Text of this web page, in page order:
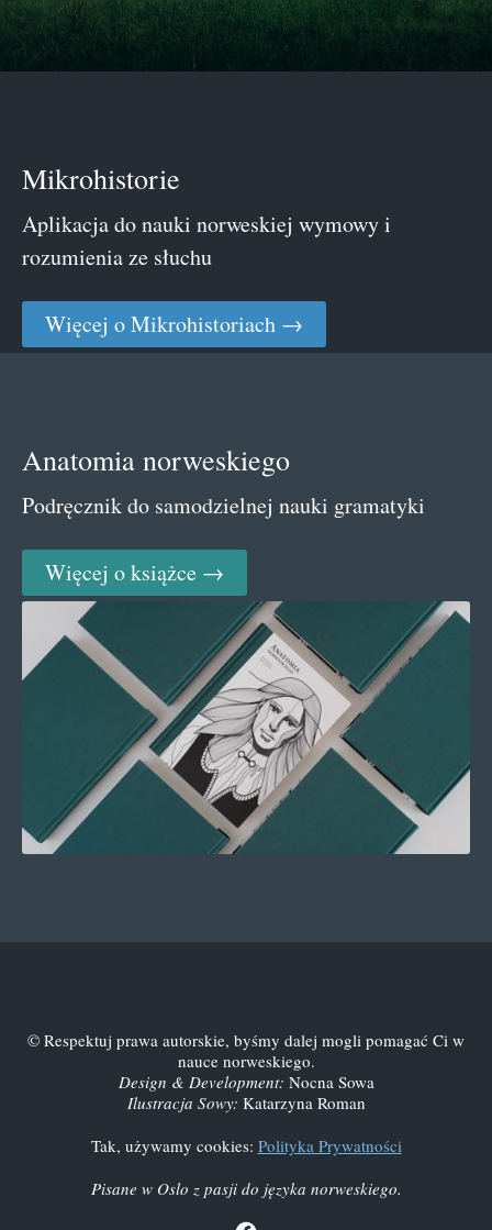
Mikrohistorie
Aplikacja do nauki norweskiej wymowy i
rozumienia ze słuchu
Więcej o Mikrohistoriach →
Anatomia norweskiego
Podręcznik do samodzielnej nauki gramatyki
Więcej o książce →
© Respektuj prawa autorskie, byśmy dalej mogli pomagać Ci w
nauce norweskiego.
Design & Development: Nocna Sowa
Ilustracja Sowy: Katarzyna Roman
Tak, używamy cookies: Polityka Prywatności
Pisane w Oslo z pasji do języka norweskiego.